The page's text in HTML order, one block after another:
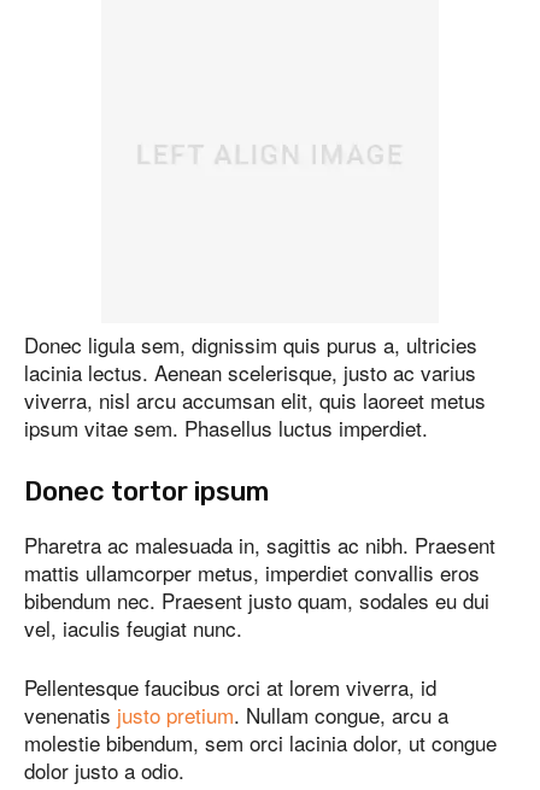
Donec ligula sem, dignissim quis purus a, ultricies
lacinia lectus. Aenean scelerisque, justo ac varius
viverra, nisl arcu accumsan elit, quis laoreet metus
ipsum vitae sem. Phasellus luctus imperdiet.
Donec tortor ipsum
Pharetra ac malesuada in, sagittis ac nibh. Praesent
mattis ullamcorper metus, imperdiet convallis eros
bibendum nec. Praesent justo quam, sodales eu dui
vel, iaculis feugiat nunc.
Pellentesque faucibus orci at lorem viverra, id
venenatis justo pretium. Nullam congue, arcu a
molestie bibendum, sem orci lacinia dolor, ut congue
dolor justo a odio.